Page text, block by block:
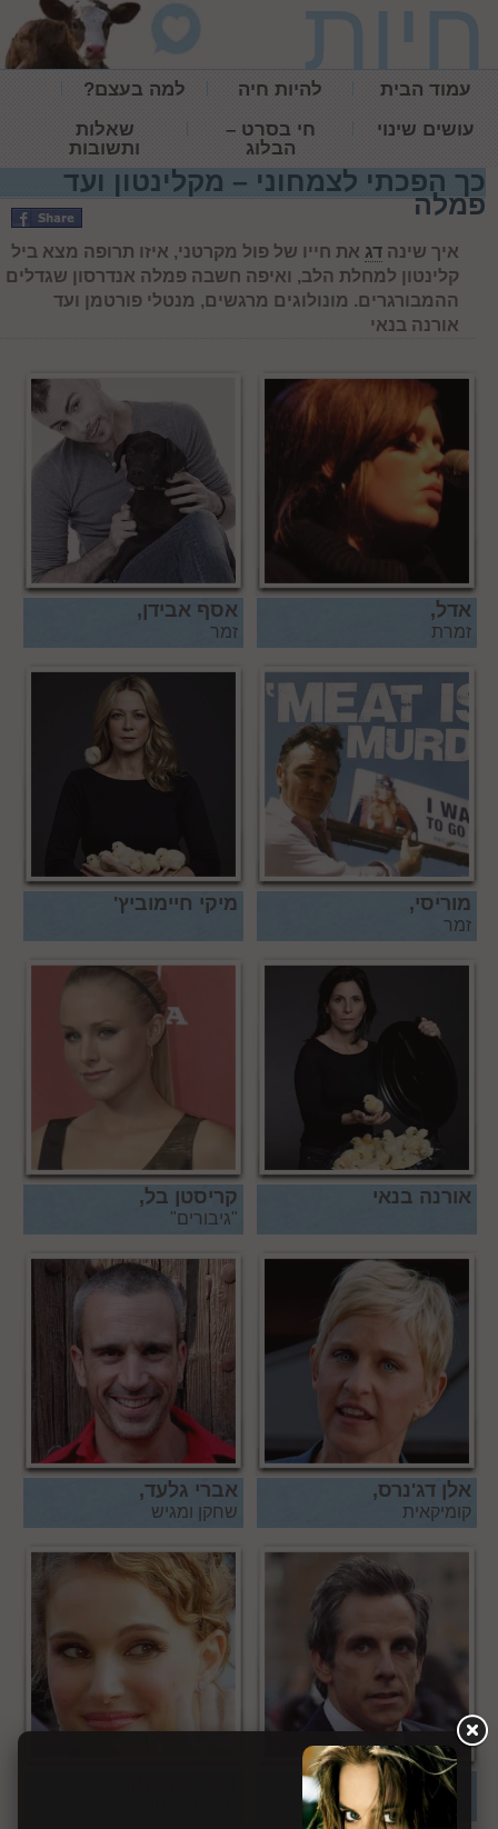
חיות
עמוד הבית להיות חיה
למה בעצם?
עושים שינוי
חי בסרט –
הבלוג
שאלות
ותשובות
כך הפכתי לצמחוני – מקלינטון ועד
פמלה
איך שינהדגאת חייו של פול מקרטני, איזו תרופה מצא ביל
קלינטון למחלת הלב, ואיפה חשבה פמלה אנדרסון שגדלים
ההמבורגרים. מונולוגים מרגשים, מנטלי פורטמן ועד
אורנה בנאי
אדל,
זמרת
אסף אבידן,
זמר
מוריסי,
זמר
מיקי חיימוביץ'
אורנה בנאי קריסטן בל,
"גיבורים"
אלן דג'נרס,
קומיקאית
אברי גלעד,
שחקן ומגיש
בן סטילר,